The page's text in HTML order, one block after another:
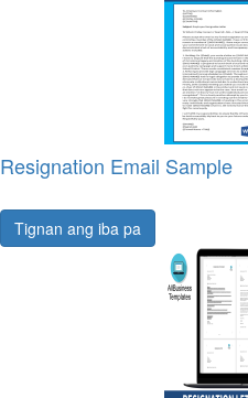
Resignation Email Sample
Tignan ang iba pa